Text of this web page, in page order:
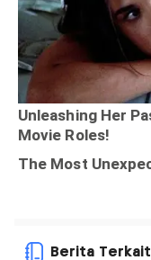
Berita Terkait